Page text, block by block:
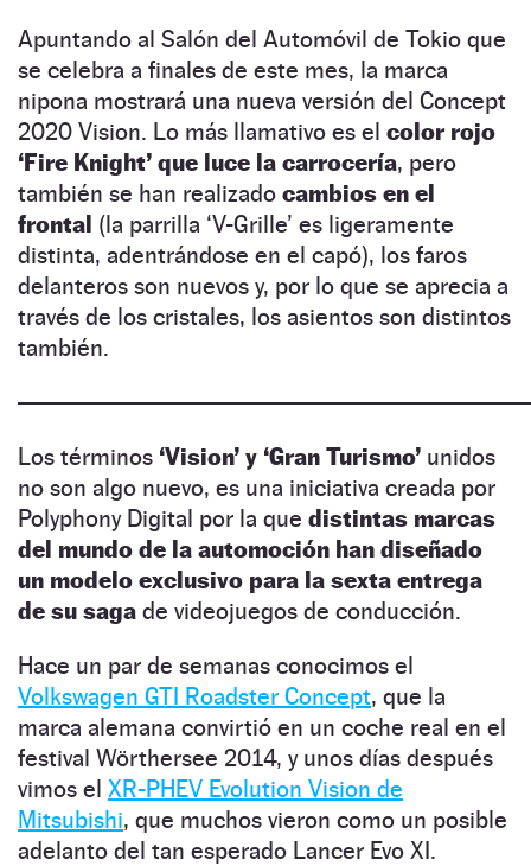
Apuntando al Salón del Automóvil de Tokio que
se celebra a finales de este mes, la marca
nipona mostrará una nueva versión del Concept
2020 Vision. Lo más llamativo es el color rojo
‘Fire Knight’ que luce la carrocería, pero
también se han realizado cambios en el
frontal (la parrilla ‘V-Grille’ es ligeramente
distinta, adentrándose en el capó), los faros
delanteros son nuevos y, por lo que se aprecia a
través de los cristales, los asientos son distintos
también.
Los términos ‘Vision’ y ‘Gran Turismo’ unidos
no son algo nuevo, es una iniciativa creada por
Polyphony Digital por la que distintas marcas
del mundo de la automoción han diseñado
un modelo exclusivo para la sexta entrega
de su saga de videojuegos de conducción.
Hace un par de semanas conocimos el
Volkswagen GTI Roadster Concept, que la
marca alemana convirtió en un coche real en el
festival Wörthersee 2014, y unos días después
vimos el XR-PHEV Evolution Vision de
Mitsubishi, que muchos vieron como un posible
adelanto del tan esperado Lancer Evo XI.